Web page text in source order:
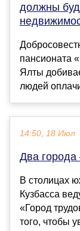
должны
пансионата
Ялты
людей
14:50, 18 Июл
Два города
В столицах
Кузбасса
«Город
того, чтобы